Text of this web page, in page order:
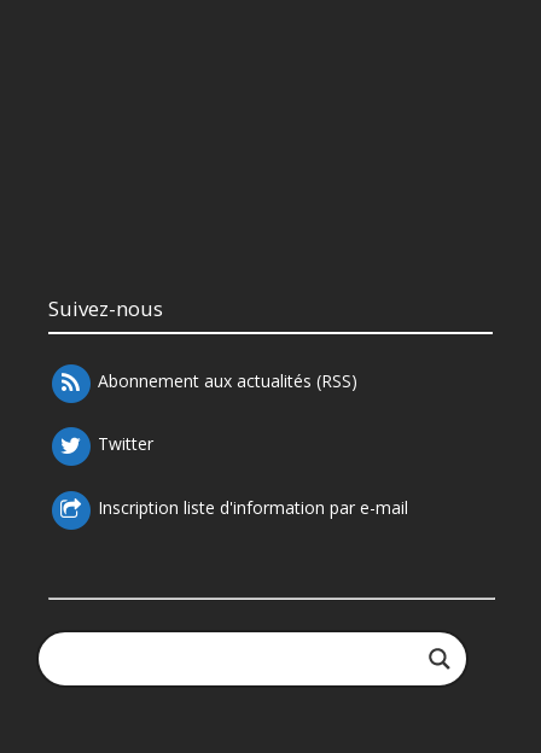
Suivez-nous
Abonnement aux actualités (RSS)
Twitter
Inscription liste d'information par e-mail